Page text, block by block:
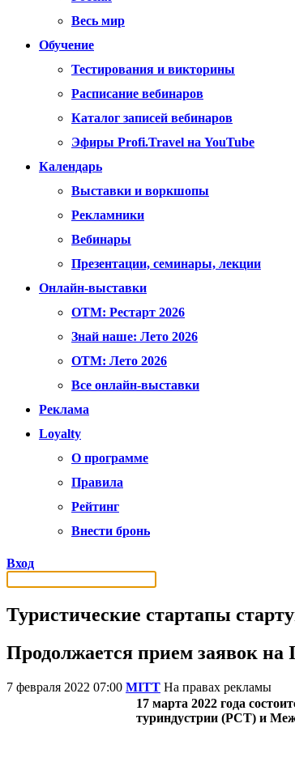
Весь мир
Обучение
Тестирования и викторины
Расписание вебинаров
Каталог записей вебинаров
Эфиры Profi.Travel на YouTube
Календарь
Выставки и воркшопы
Рекламники
Вебинары
Презентации, семинары, лекции
Онлайн-выставки
OTM: Рестарт 2026
Знай наше: Лето 2026
OTM: Лето 2026
Все онлайн-выставки
Реклама
Loyalty
О программе
Правила
Рейтинг
Внести бронь
Вход
Туристические стартапы
Продолжается прием заявок на
7 февраля 2022 07:00 MITT На правах рекламы
17 марта 2022 года
туриндустрии (РСТ) и